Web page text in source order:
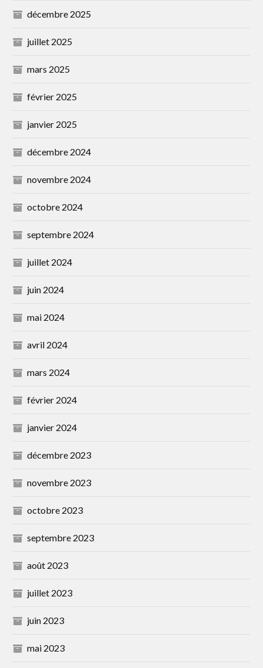
décembre 2025
juillet 2025
mars 2025
février 2025
janvier 2025
décembre 2024
novembre 2024
octobre 2024
septembre 2024
juillet 2024
juin 2024
mai 2024
avril 2024
mars 2024
février 2024
janvier 2024
décembre 2023
novembre 2023
octobre 2023
septembre 2023
août 2023
juillet 2023
juin 2023
mai 2023